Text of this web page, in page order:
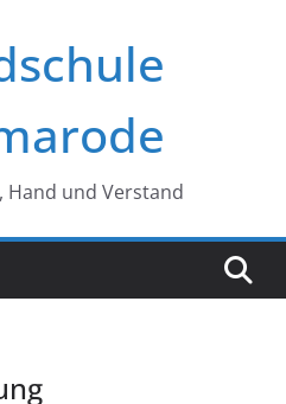
Hand und Verstand